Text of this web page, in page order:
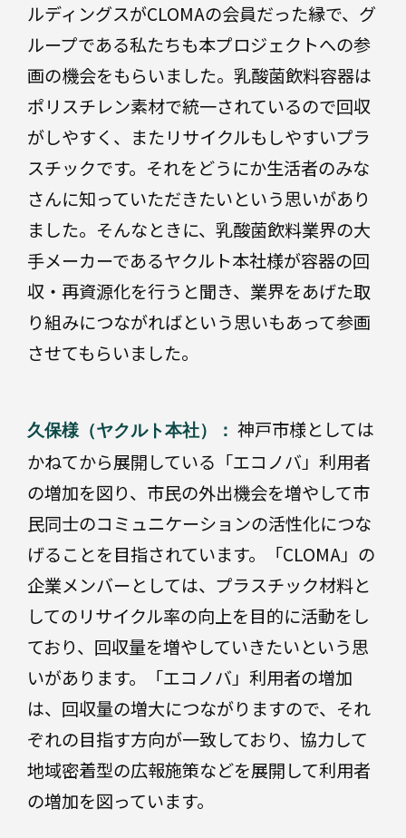
ルディングスがCLOMAの会員だった縁で、グ
ループである私たちも本プロジェクトへの参
画の機会をもらいました。乳酸菌飲料容器は
ポリスチレン素材で統一されているので回収
がしやすく、またリサイクルもしやすいプラ
スチックです。それをどうにか生活者のみな
さんに知っていただきたいという思いがあり
ました。そんなときに、乳酸菌飲料業界の大
手メーカーであるヤクルト本社様が容器の回
収・再資源化を行うと聞き、業界をあげた取
り組みにつながればという思いもあって参画
させてもらいました。
久保様（ヤクルト本社）： 神戸市様としては
かねてから展開している「エコノバ」利用者
の増加を図り、市民の外出機会を増やして市
民同士のコミュニケーションの活性化につな
げることを目指されています。「CLOMA」の
企業メンバーとしては、プラスチック材料と
してのリサイクル率の向上を目的に活動をし
ており、回収量を増やしていきたいという思
いがあります。「エコノバ」利用者の増加
は、回収量の増大につながりますので、それ
ぞれの目指す方向が一致しており、協力して
地域密着型の広報施策などを展開して利用者
の増加を図っています。
他
業
界
別
医
療・
医薬
食
品・
ト
イ
レ
料
業
資
材
品・
子
ト
イ
レ
タ
リ
ー
飲
料
産
資
材
目
的
別
使
い
や
す
い
設
計